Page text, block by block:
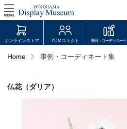
MENU
ログイン・会員登録
オンラインストア
オンラインストア YDMコネクト 事例・コーディネート
Home 事例・コーディネート集
仏花（ダリア）